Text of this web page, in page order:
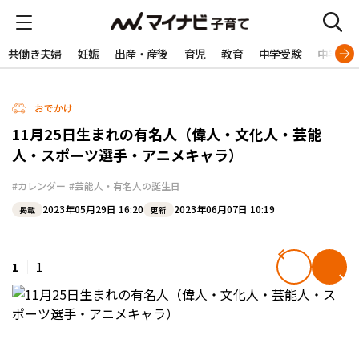
共働き夫婦 妊娠 出産・産後 育児 教育 中学受験 中学生
おでかけ
11月25日生まれの有名人（偉人・文化人・芸能
人・スポーツ選手・アニメキャラ）
#カレンダー #芸能人・有名人の誕生日
掲載 2023年05月29日 16:20 更新 2023年06月07日 10:19
1 1